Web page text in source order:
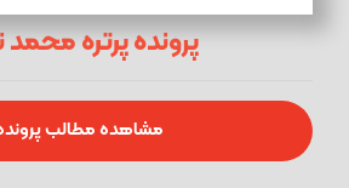
پرونده پرتره محمد
مشاهده مطالب